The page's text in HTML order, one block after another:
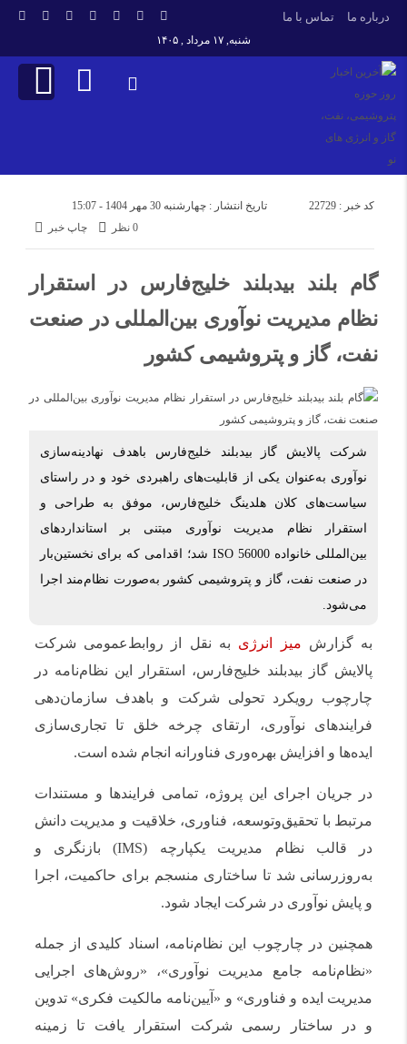
درباره ما تماس با ما
شنبه, ۱۷ مرداد , ۱۴۰۵
تاریخ انتشار : چهارشنبه 30 مهر 1404 - 15:07
کد خبر : 22729
چاپ خبر
0 نظر
گام بلند بیدبلند خلیج‌فارس در استقرار
نظام مدیریت نوآوری بین‌المللی در صنعت
نفت، گاز و پتروشیمی کشور
شرکت پالایش گاز بیدبلند خلیج‌فارس باهدف نهادینه‌سازی
نوآوری به‌عنوان یکی از قابلیت‌های راهبردی خود و در راستای
سیاست‌های کلان هلدینگ خلیج‌فارس، موفق به طراحی و
استقرار نظام مدیریت نوآوری مبتنی بر استانداردهای
بین‌المللی خانواده ISO 56000 شد؛ اقدامی که برای نخستین‌بار
در صنعت نفت، گاز و پتروشیمی کشور به‌صورت نظام‌مند اجرا
می‌شود.
به گزارش میز انرژی به نقل از روابط‌عمومی شرکت
پالایش گاز بیدبلند خلیج‌فارس، استقرار این نظام‌نامه در
چارچوب رویکرد تحولی شرکت و باهدف سازمان‌دهی
فرایندهای نوآوری، ارتقای چرخه خلق تا تجاری‌سازی
ایده‌ها و افزایش بهره‌وری فناورانه انجام شده است.
در جریان اجرای این پروژه، تمامی فرایندها و مستندات
مرتبط با تحقیق‌وتوسعه، فناوری، خلاقیت و مدیریت دانش
در قالب نظام مدیریت یکپارچه (IMS) بازنگری و
به‌روزرسانی شد تا ساختاری منسجم برای حاکمیت، اجرا
و پایش نوآوری در شرکت ایجاد شود.
همچنین در چارچوب این نظام‌نامه، اسناد کلیدی از جمله
«نظام‌نامه جامع مدیریت نوآوری»، «روش‌های اجرایی
مدیریت ایده و فناوری» و «آیین‌نامه مالکیت فکری» تدوین
و در ساختار رسمی شرکت استقرار یافت تا زمینه